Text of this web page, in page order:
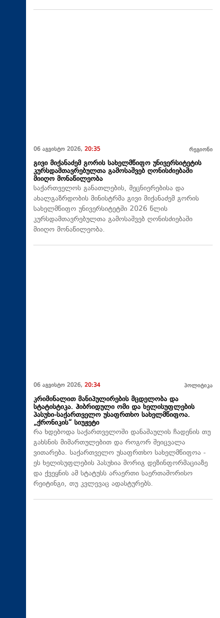
06 აგვისტო 2026, 20:35 რეგიონი
გივი მიქანაძემ გორის სახელმწიფო უნივერსიტეტის
კურსდამთავრებულთა გამოსაშვებ ღონისძიებაში
მიიღო მონაწილეობა
საქართველოს განათლების, მეცნიერებისა და
ახალგაზრდობის მინისტრმა გივი მიქანაძემ გორის
სახელმწიფო უნივერსიტეტში 2026 წლის
კურსდამთავრებულთა გამოსაშვებ ღონისძიებაში
მიიღო მონაწილეობა.
06 აგვისტო 2026, 20:34 პოლიტიკა
კრიმინალით მანიპულირების მცდელობა და
სტატისტიკა. ჰიბრიდული ომი და ხელისუფლების
პასუხი-საქართველო უსაფრთხო სახელმწიფოა.
„ქრონიკის“ სიუჟეტი
რა ხდებოდა საქართველოში დანაშაულის ჩადენის თუ
გახსნის მიმართულებით და როგორ შეიცვალა
ვითარება. საქართველო უსაფრთხო სახელმწიფოა -
ეს ხელისუფლების პასუხია მორიგ დეზინფორმაციაზე
და ქვეყნის ამ სტატუსს არაერთი საერთაშორისო
რეიტინგი, თუ კვლევაც ადასტურებს.